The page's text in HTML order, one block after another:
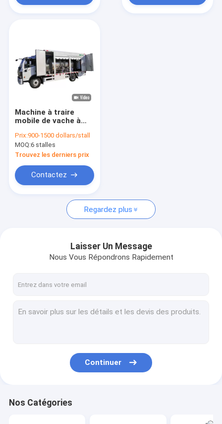
Machine à traire
mobile de vache à
moutons 6 de chèvre
montée sur véhicule
Prix:900-1500 dollars/stall
MOQ:6 stalles
Trouvez les derniers prix
Contactez
Regardez plus
Laisser Un Message
Nous Vous Répondrons Rapidement
Continuer
Nos Catégories